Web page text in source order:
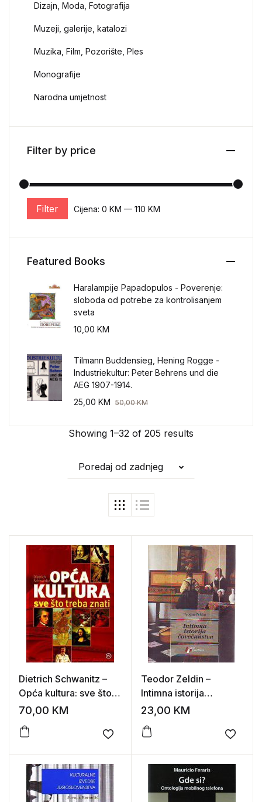
Showing 1–32 of 205 results
Poredaj od zadnjeg
Dietrich Schwanitz –
Opća kultura: sve što
treba znati
70,00 KM
Add to wishlist
Teodor Zeldin –
Intimna istorija
čovečanstva
23,00 KM
Add
Dizajn, Moda, Fotografija
Muzeji, galerije, katalozi
Muzika, Film, Pozorište, Ples
Monografije
Narodna umjetnost
Filter by price
Minimalna cijena
Maksimalna cijena
Filter Cijena: 0 KM — 110 KM
Featured Books
Haralampije Papadopulos - Poverenje:
sloboda od potrebe za kontrolisanjem
sveta
10,00 KM
Tilmann Buddensieg, Hening Rogge -
Industriekultur: Peter Behrens und die
AEG 1907-1914.
25,00 KM 50,00KM